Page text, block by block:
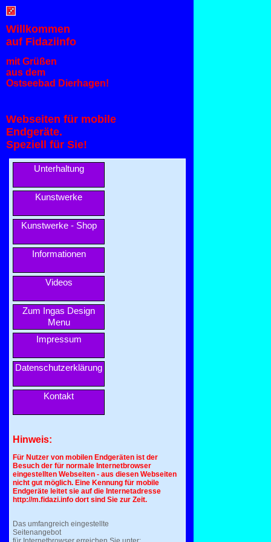
Willkommen
auf Fidaziinfo
mit Grüßen
aus dem
Ostseebad Dierhagen!
Webseiten für mobile
Endgeräte.
Speziell für Sie!
Unterhaltung
Kunstwerke
Kunstwerke - Shop
Informationen
Videos
Zum Ingas Design
Menu
Impressum
Datenschutzerklärung
Kontakt
Hinweis:
Für Nutzer von mobilen Endgeräten ist der
Besuch der für normale Internetbrowser
eingestellten Webseiten - aus diesen Webseiten
nicht gut möglich. Eine Kennung für mobile
Endgeräte leitet sie auf die Internetadresse
http://m.fidazi.info dort sind Sie zur Zeit.
Das umfangreich eingestellte
Seitenangebot